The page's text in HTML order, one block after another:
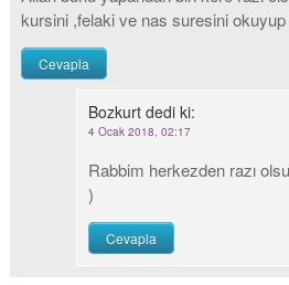
kursini ,felaki ve nas suresini
Cevapla
Bozkurt dedi ki:
4 Ocak 2018, 02:17
Rabbim herkezden razı
)
Cevapla